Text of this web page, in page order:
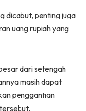
dicabut, penting juga
uang rupiah yang
dari setengah
masih dapat
penggantian